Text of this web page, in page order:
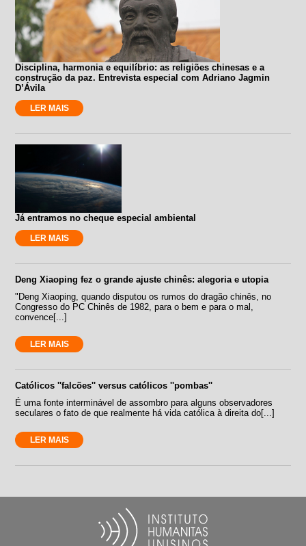
Disciplina, harmonia e equilíbrio: as religiões chinesas e a
construção da paz. Entrevista especial com Adriano Jagmin
D’Ávila
LER MAIS
Já entramos no cheque especial ambiental
LER MAIS
Deng Xiaoping fez o grande ajuste chinês: alegoria e utopia
"Deng Xiaoping, quando disputou os rumos do dragão chinês, no
Congresso do PC Chinês de 1982, para o bem e para o mal,
convence[...]
LER MAIS
Católicos ''falcões'' versus católicos ''pombas''
É uma fonte interminável de assombro para alguns observadores
seculares o fato de que realmente há vida católica à direita do[...]
LER MAIS